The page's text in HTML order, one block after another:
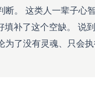
。 这类人一辈子
填补了这个空缺。
了没有灵魂、只会